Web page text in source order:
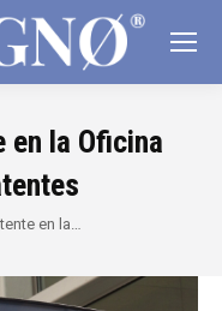
en la Oficina
en la…